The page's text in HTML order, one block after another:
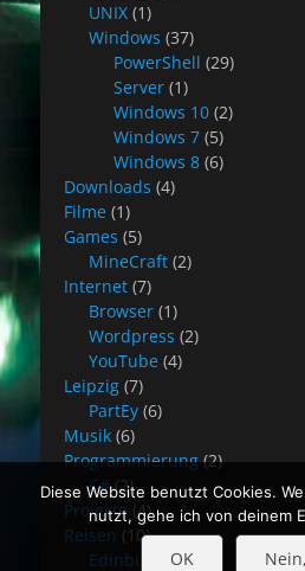
UNIX (1)
Windows (37)
PowerShell (29)
Server (1)
Windows 10 (2)
Windows 7 (5)
Windows 8 (6)
Downloads (4)
Filme (1)
Games (5)
MineCraft (2)
Internet (7)
Browser (1)
Wordpress (2)
YouTube (4)
Leipzig (7)
PartEy (6)
Musik (6)
Programmierung (2)
C#(2)
Projekte (4)
Reisen (10)
Edinburgh(8)
Diese Website benutzt Cookies.
nutzt, gehe ich von deinem
OK